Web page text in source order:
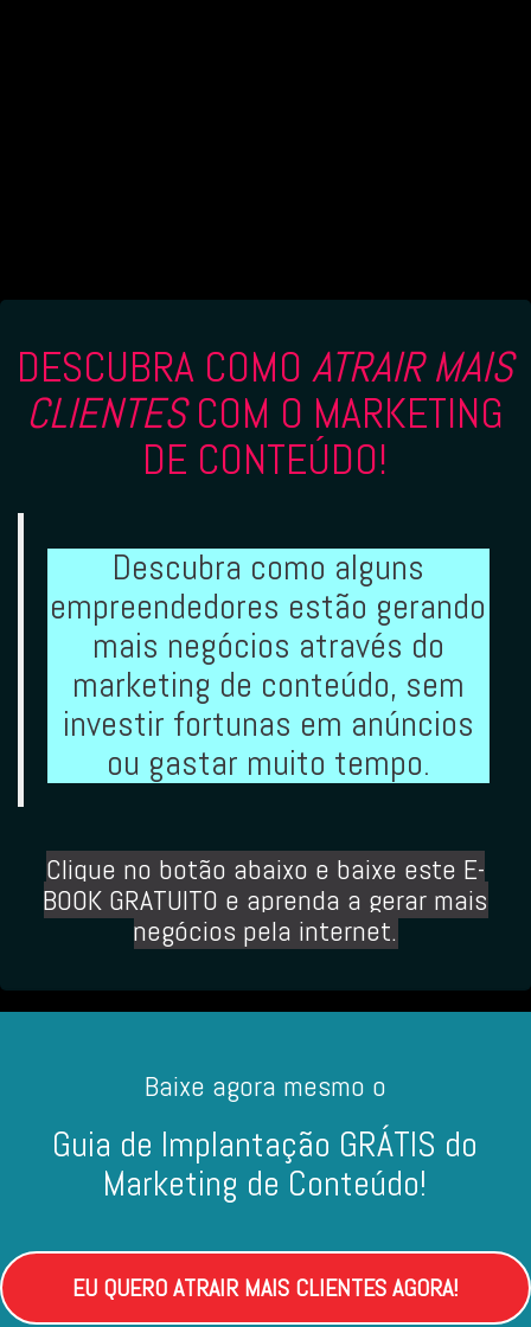
DESCUBRA COMOATRAIR MAIS
CLIENTESCOM O MARKETING
DE CONTEÚDO!
Descubra como alguns
empreendedores estão gerando
mais negócios através do
marketing de conteúdo, sem
investir fortunas em anúncios
ou gastar muito tempo.
Clique no botão abaixo e baixe este E-
BOOK GRATUITO e aprenda a gerar mais
negócios pela internet.
Baixe agora mesmo o
Guia de Implantação GRÁTIS do
Marketing de Conteúdo!
EU QUERO ATRAIR MAIS CLIENTES AGORA!